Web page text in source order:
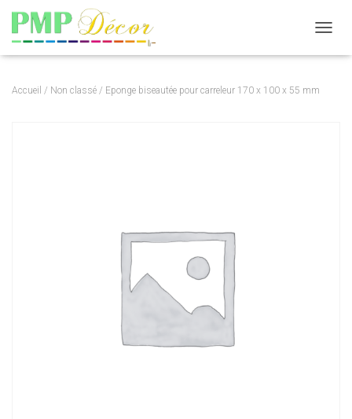
Accueil / Non classé / Eponge biseautée pour carreleur 170 x 100 x 55 mm